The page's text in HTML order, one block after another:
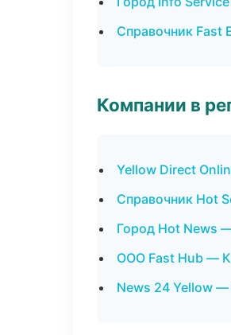
Справочник Fast
Компании в
Yellow Direct
Справочник Hot
Город Hot News
ООО Fast Hub —
News 24 Yellow